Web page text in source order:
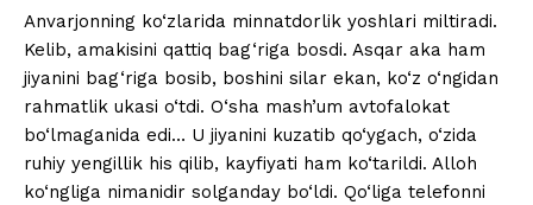
Anvarjonning ko‘zlarida minnatdorlik yoshlari miltiradi.
Kelib, amakisini qattiq bag‘riga bosdi. Asqar aka ham
jiyanini bag‘riga bosib, boshini silar ekan, ko‘z o‘ngidan
rahmatlik ukasi o‘tdi. O‘sha mash’um avtofalokat
bo‘lmaganida edi… U jiyanini kuzatib qo‘ygach, o‘zida
ruhiy yengillik his qilib, kayfiyati ham ko‘tarildi. Alloh
ko‘ngliga nimanidir solganday bo‘ldi. Qo‘liga telefonni